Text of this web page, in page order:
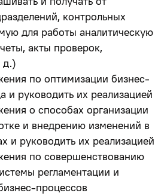
контрольных
для работы аналитическую
акты проверок,
д.)
по оптимизации бизнес-
и руководить их реализацией
о способах организации
и внедрению изменений в
и руководить их реализацией
по совершенствованию
регламентации и
процессов